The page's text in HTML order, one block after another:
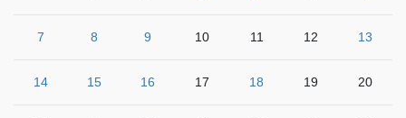
7 8 9 10 11 12 13
14 15 16 17 18 19 20